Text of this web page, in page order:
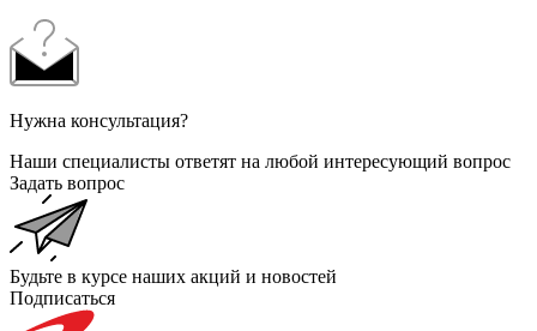
Нужна консультация?
Наши специалисты ответят на любой интересующий вопрос
Задать вопрос
Будьте в курсе наших акций и новостей
Подписаться